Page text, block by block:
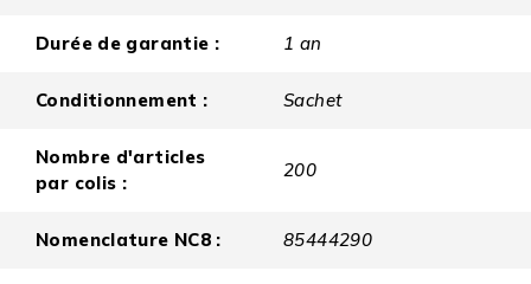
Durée de garantie : 1 an
Conditionnement : Sachet
Nombre d'articles
par colis :
200
Nomenclature NC8 : 85444290